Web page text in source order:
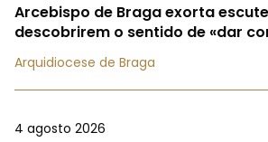
Arcebispo de Braga exorta
descobrirem o sentido de «dar
Arquidiocese de Braga
4 agosto 2026